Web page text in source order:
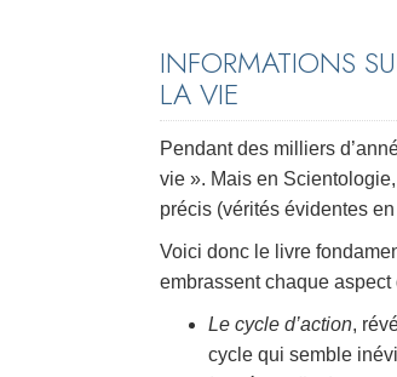
INFORMATIONS
LA VIE
Pendant des milliers
vie ». Mais en
précis (vérités évidentes
Voici donc le livre
embrassent chaque
Le cycle d’action,
cycle qui semble